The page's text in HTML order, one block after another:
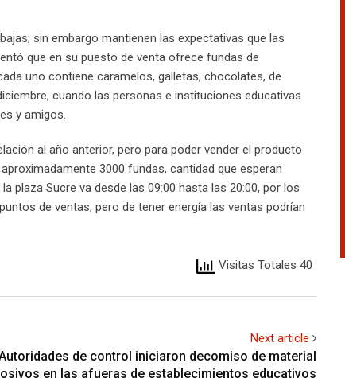
sin embargo mantienen las expectativas que las
que en su puesto de venta ofrece fundas de
uno contiene caramelos, galletas, chocolates, de
cuando las personas e instituciones educativas
y amigos.
al año anterior, pero para poder vender el producto
3000 fundas, cantidad que esperan
plaza Sucre va desde las 09:00 hasta las 20:00, por los
de ventas, pero de tener energía las ventas podrían
Visitas Totales 40
Next article
de control iniciaron decomiso de material
en las afueras de establecimientos educativos